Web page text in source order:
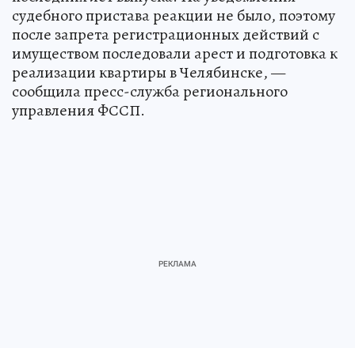
судебного пристава реакции не было, поэтому
после запрета регистрационных действий с
имуществом последовали арест и подготовка к
реализации квартиры в Челябинске, —
сообщила пресс-служба регионального
управления ФССП.